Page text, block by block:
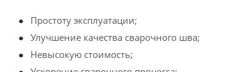
Простоту эксплуатации;
Улучшение качества сварочного шва;
Невысокую стоимость;